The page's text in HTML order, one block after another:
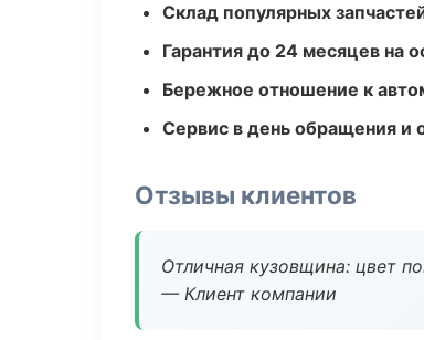
Склад популярных
Гарантия до 24 месяцев на
Бережное отношение к
Сервис в день обращения и
Отзывы клиентов
Отличная кузовщина: цвет
— Клиент компании